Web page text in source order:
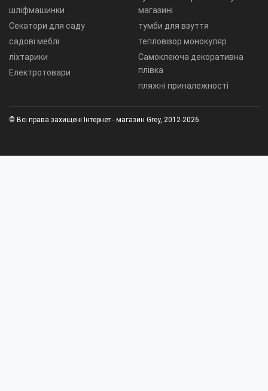
шліфмашинки
Секатори для саду
садові меблі
ліхтарики
Електротовари
магазині
тумби для взуття
тепловізор монокуляр
Самоклеюча декоративна
плівка
пляжні приналежності
© Всі права захищені Інтернет - магазин Grey, 2012-2026